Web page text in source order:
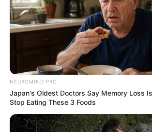
NEUROMIND PRO
Japan's Oldest Doctors Say Memory Loss
Stop Eating These 3 Foods